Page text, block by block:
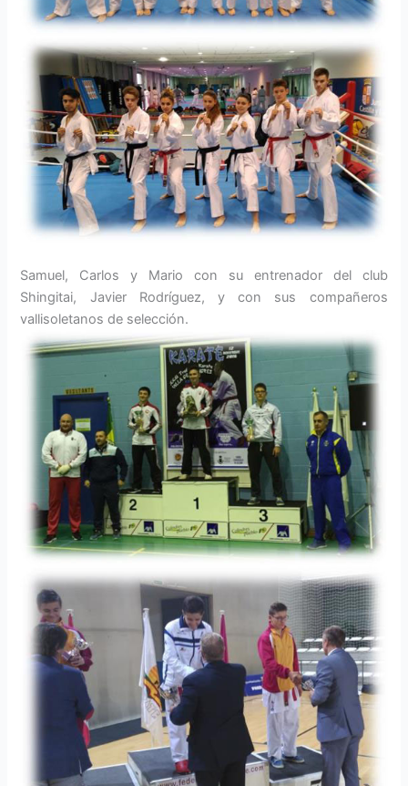
Samuel, Carlos y Mario con su entrenador del club
Shingitai, Javier Rodríguez, y con sus compañeros
vallisoletanos de selección.